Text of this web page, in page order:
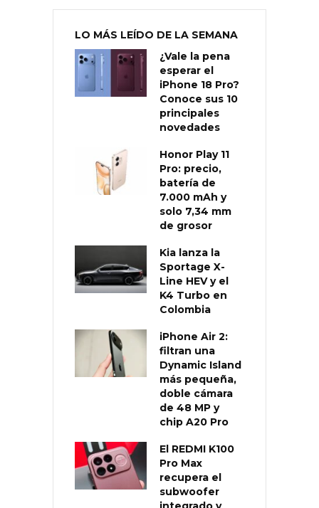
LO MÁS LEÍDO DE LA SEMANA
¿Vale la pena
esperar el
iPhone 18 Pro?
Conoce sus 10
principales
novedades
Honor Play 11
Pro: precio,
batería de
7.000 mAh y
solo 7,34 mm
de grosor
Kia lanza la
Sportage X-
Line HEV y el
K4 Turbo en
Colombia
iPhone Air 2:
filtran una
Dynamic Island
más pequeña,
doble cámara
de 48 MP y
chip A20 Pro
El REDMI K100
Pro Max
recupera el
subwoofer